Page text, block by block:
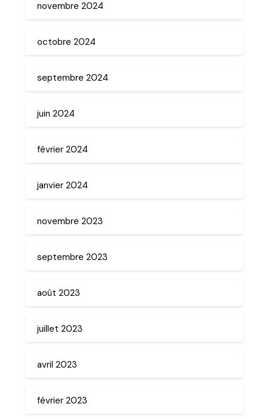
novembre 2024
octobre 2024
septembre 2024
juin 2024
février 2024
janvier 2024
novembre 2023
septembre 2023
août 2023
juillet 2023
avril 2023
février 2023